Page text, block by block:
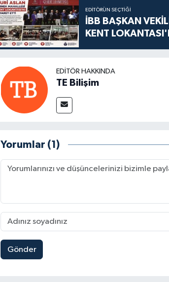
EDITÖRÜN SEÇTIĞI
İBB BAŞKAN
KENT
EDITÖR HAKKINDA
TE Bilişim
Yorumlar (1)
Gönder